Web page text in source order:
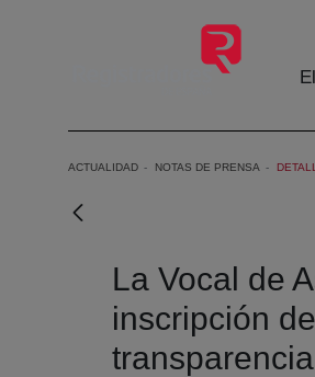
Saltar al contenido principal
ACTUALIDAD NOTAS DE PRENSA
La Vocal de
inscripción
transparencia